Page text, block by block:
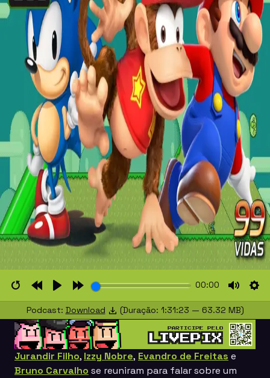
RestartRewind
10s
PlayForward
10s
00:00
Mute
Podcast: Download (Duração: 1:31:23 — 63.32 MB)
Jurandir Filho, Izzy Nobre, Evandro de Freitas e
Bruno Carvalho se reuniram para falar sobre um